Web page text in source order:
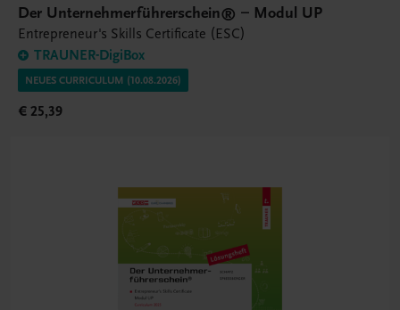
Der Unternehmerführerschein® – Modul UP
Entrepreneur's Skills Certificate (ESC)
TRAUNER-DigiBox
NEUES CURRICULUM (10.08.2026)
€ 25,39